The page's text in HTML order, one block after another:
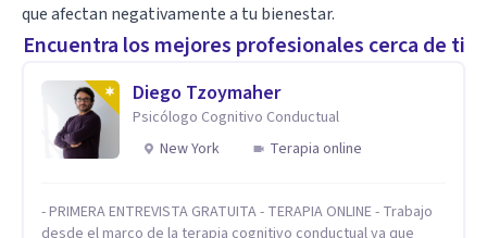
que afectan negativamente a tu bienestar.
Encuentra los mejores profesionales cerca de ti
Diego Tzoymaher
Psicólogo Cognitivo Conductual
New York
Terapia online
- PRIMERA ENTREVISTA GRATUITA - TERAPIA ONLINE - Trabajo
desde el marco de la terapia cognitivo conductual ya que